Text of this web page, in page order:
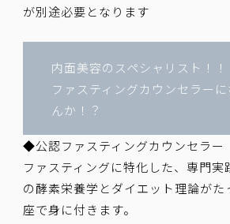
が別途必要となります
内面美容のスペシャリスト！！
ファスティングカウンセラー
んか！？
◆公認ファスティングカウンセラー
ファスティングに特化した、専門実
の酵素栄養学とダイエット理論がた
座で身に付きます。